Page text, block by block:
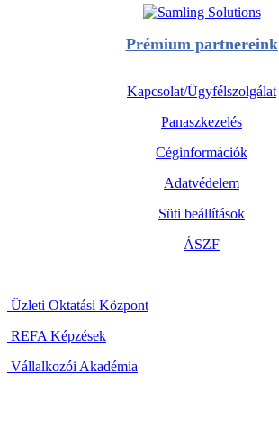
Prémium partnereink
Kapcsolat/Ügyfélszolgálat
Panaszkezelés
Céginformációk
Adatvédelem
Süti beállítások
ÁSZF
Üzleti Oktatási Központ
REFA Képzések
Vállalkozói Akadémia